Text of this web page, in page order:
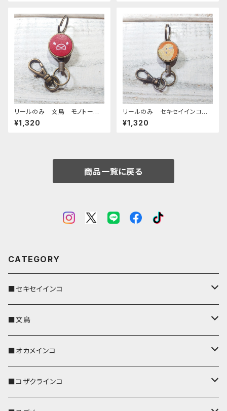
リールのみ 文鳥 モノトー
ン レッド ぶんちょう ブンチ
ョウ
¥1,320
リールのみ セキセイインコ
オパーリングリーン CAMEL
キャメル せきせいいんこ ライ
¥1,320
商品一覧に戻る
CATEGORY
■セキセイインコ
キーカバー
キーホルダー
パスケース
■文鳥
キーカバー
キーホルダー
■オカメインコ
キーカバー
■コザクラインコ